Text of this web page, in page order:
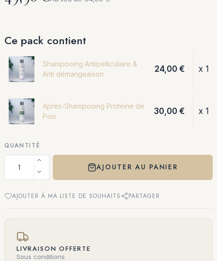
Ce pack contient
Shampooing Antipelliculaire &
Anti démangeaison
24,00 € x 1
Après-Shampooing Protéine de
Pois
30,00 € x 1
QUANTITÉ
AJOUTER AU PANIER
AJOUTER À MA LISTE DE SOUHAITS PARTAGER
LIVRAISON OFFERTE
Sous conditions